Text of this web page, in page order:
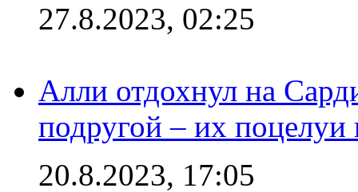
27.8.2023, 02:25
Алли отдохнул на
подругой – их поцелуи
20.8.2023, 17:05